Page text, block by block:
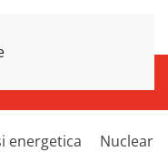
energetica Nucleare